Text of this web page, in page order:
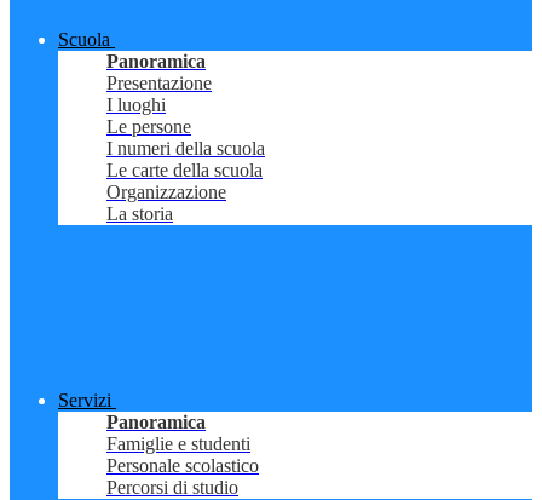
Scuola
Panoramica
Presentazione
I luoghi
Le persone
I numeri della scuola
Le carte della scuola
Organizzazione
La storia
Servizi
Panoramica
Famiglie e studenti
Personale scolastico
Percorsi di studio